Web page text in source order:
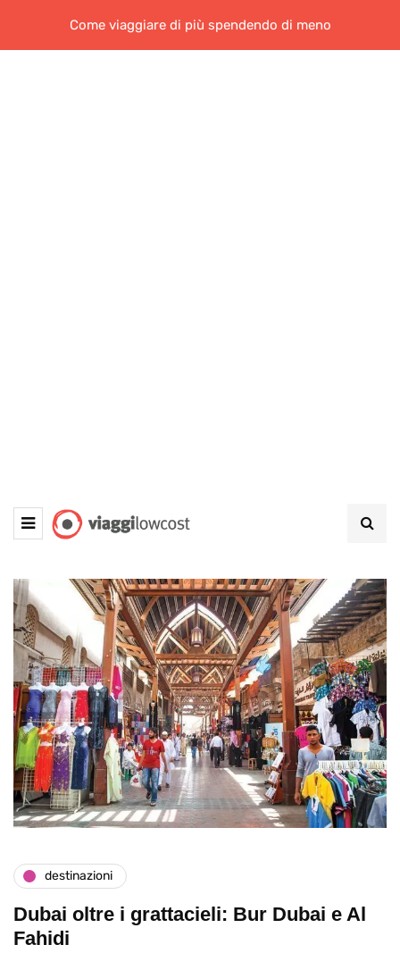
Come viaggiare di più spendendo di meno
destinazioni
Dubai oltre i grattacieli: Bur Dubai e Al
Fahidi